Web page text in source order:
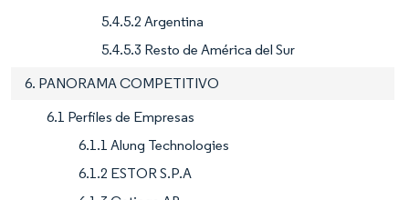
5.4.5.2 Argentina
5.4.5.3 Resto de América del Sur
6. PANORAMA COMPETITIVO
6.1 Perfiles de Empresas
6.1.1 Alung Technologies
6.1.2 ESTOR S.P.A